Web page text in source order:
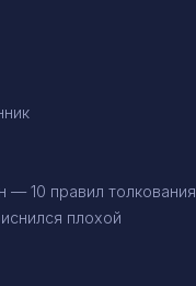
— 10 правил толкования
плохой